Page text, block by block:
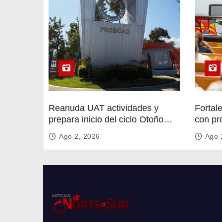
Reanuda UAT actividades y
prepara inicio del ciclo Otoño
2026
Ago 2, 2026
con
circular
Ago